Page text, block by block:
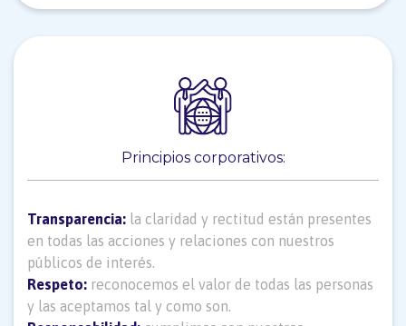
Principios corporativos:
Transparencia: la claridad y rectitud están presentes
en todas las acciones y relaciones con nuestros
públicos de interés.
Respeto: reconocemos el valor de todas las personas
y las aceptamos tal y como son.